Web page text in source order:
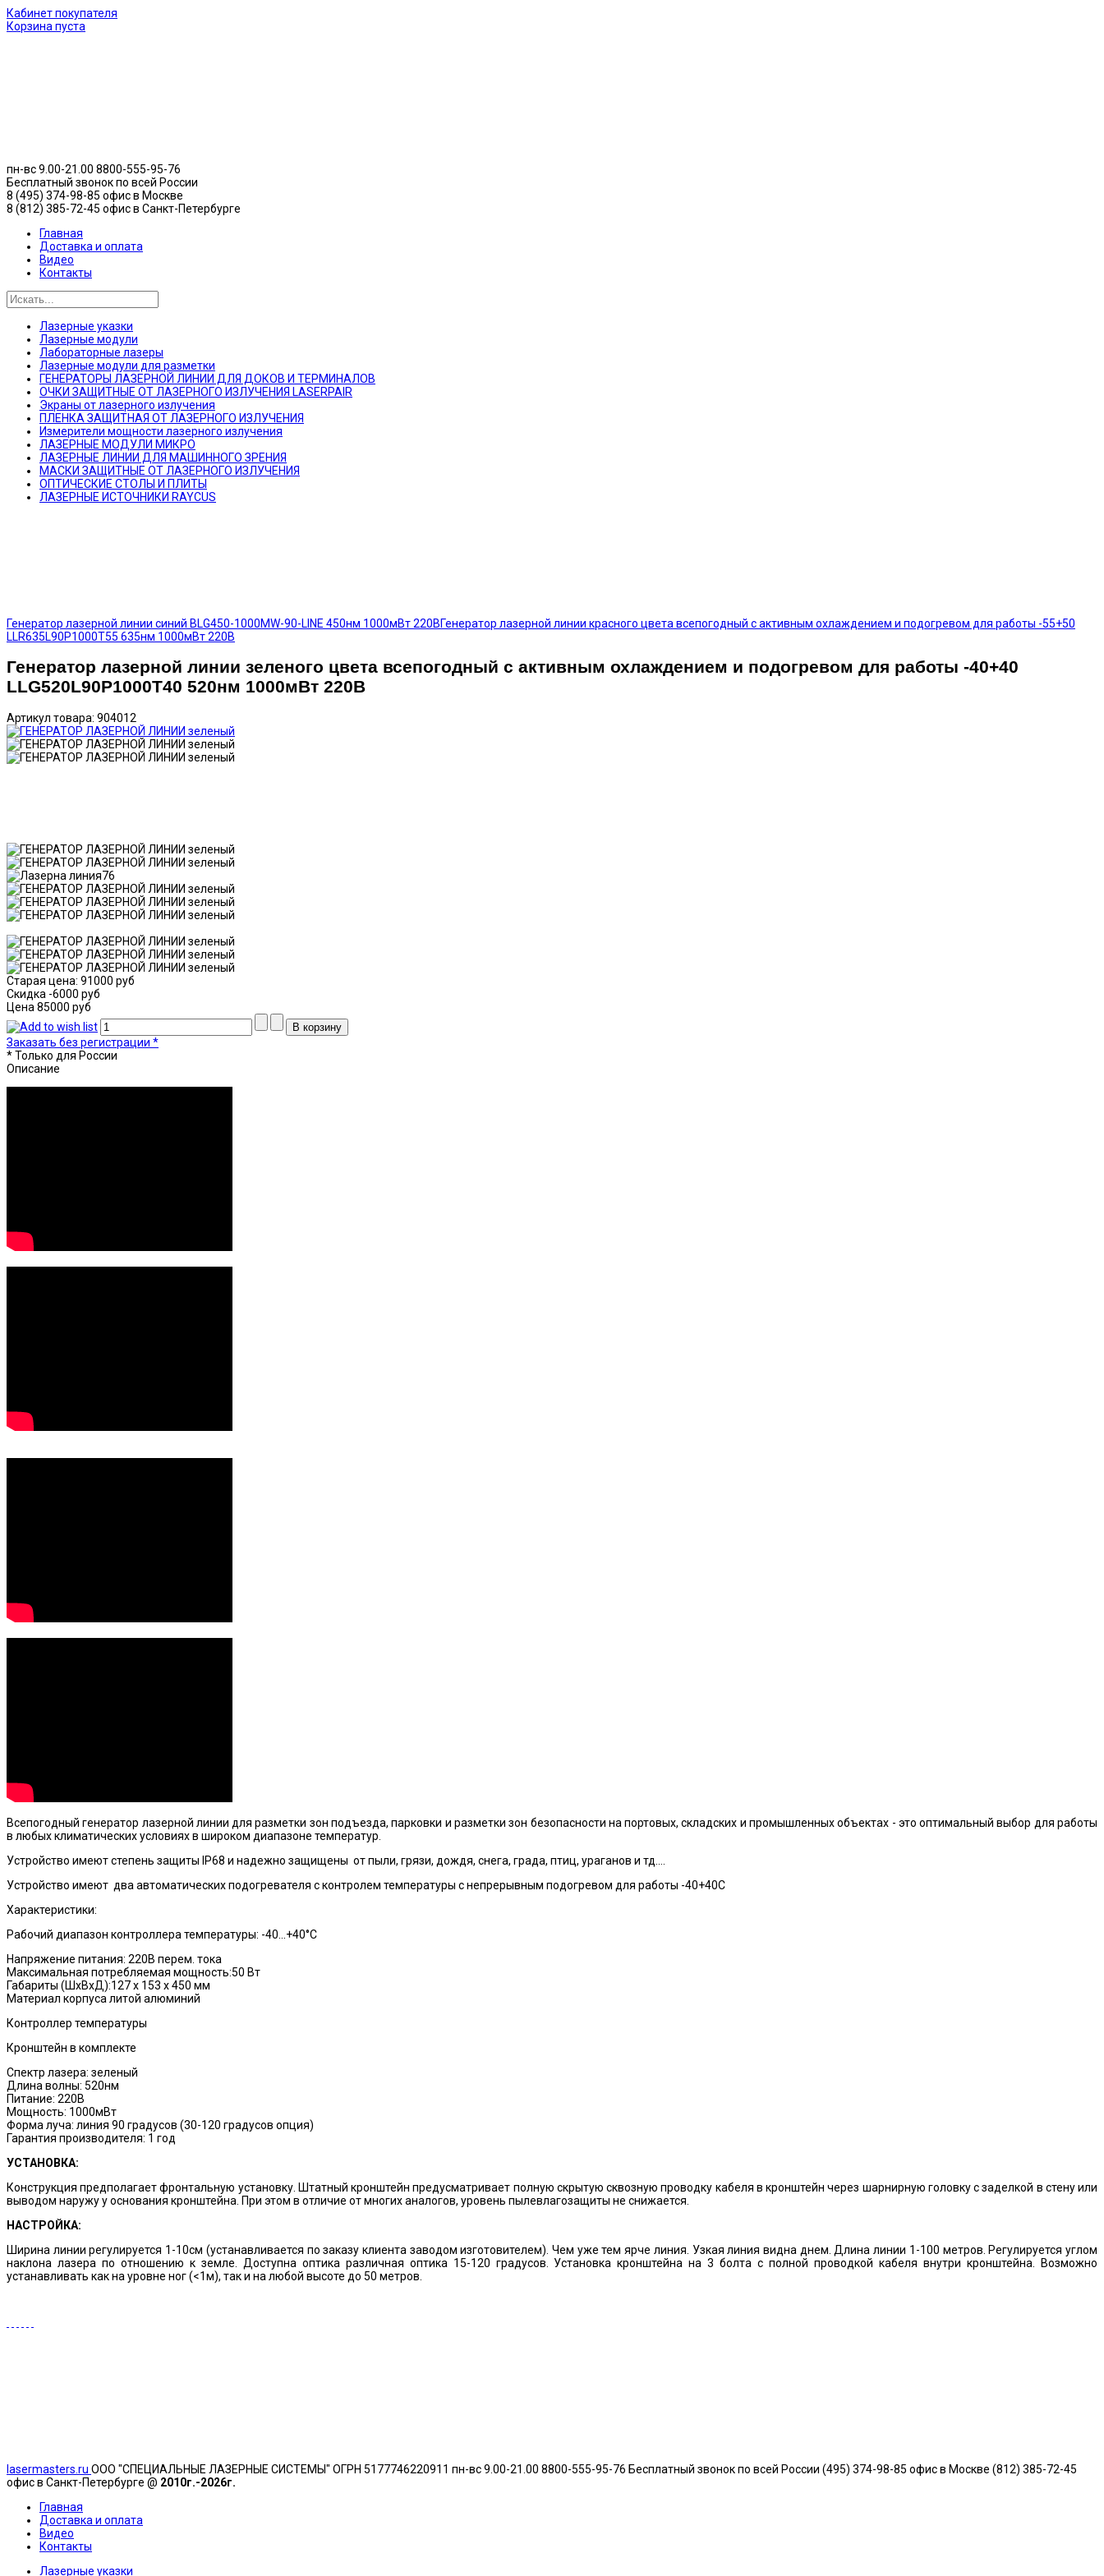
Кабинет покупателя
Корзина пуста
пн-вс 9.00-21.00 8800-555-95-76
Бесплатный звонок по всей России
8 (495) 374-98-85 офис в Москве
8 (812) 385-72-45 офис в Санкт-Петербурге
Главная
Доставка и оплата
Видео
Контакты
Лазерные указки
Лазерные модули
Лабораторные лазеры
Лазерные модули для разметки
ГЕНЕРАТОРЫ ЛАЗЕРНОЙ ЛИНИИ ДЛЯ ДОКОВ И ТЕРМИНАЛОВ
ОЧКИ ЗАЩИТНЫЕ ОТ ЛАЗЕРНОГО ИЗЛУЧЕНИЯ LASERPAIR
Экраны от лазерного излучения
ПЛЕНКА ЗАЩИТНАЯ ОТ ЛАЗЕРНОГО ИЗЛУЧЕНИЯ
Измерители мощности лазерного излучения
ЛАЗЕРНЫЕ МОДУЛИ МИКРО
ЛАЗЕРНЫЕ ЛИНИИ ДЛЯ МАШИННОГО ЗРЕНИЯ
МАСКИ ЗАЩИТНЫЕ ОТ ЛАЗЕРНОГО ИЗЛУЧЕНИЯ
ОПТИЧЕСКИЕ СТОЛЫ И ПЛИТЫ
ЛАЗЕРНЫЕ ИСТОЧНИКИ RAYCUS
Генератор лазерной линии синий BLG450-1000MW-90-LINE 450нм 1000мВт 220ВГенератор лазерной линии красного цвета всепогодный с активным охлаждением и подогревом для работы -55+50
LLR635L90P1000T55 635нм 1000мВт 220В
Генератор лазерной линии зеленого цвета всепогодный с активным охлаждением и подогревом для работы -40+40
LLG520L90P1000T40 520нм 1000мВт 220В
Артикул товара: 904012
Старая цена: 91000 руб
Скидка -6000 руб
Цена 85000 руб
Заказать без регистрации *
* Только для России
Описание
Всепогодный генератор лазерной линии для разметки зон подъезда, парковки и разметки зон безопасности на портовых, складских и промышленных объектах - это оптимальный выбор для работы
в любых климатических условиях в широком диапазоне температур.
Устройство имеют степень защиты IP68 и надежно защищены от пыли, грязи, дождя, снега, града, птиц, ураганов и тд….
Устройство имеют два автоматических подогревателя с контролем температуры с непрерывным подогревом для работы -40+40С
Характеристики:
Рабочий диапазон контроллера температуры: -40...+40°С
Напряжение питания: 220В перем. тока
Максимальная потребляемая мощность:50 Вт
Габариты (ШхВхД):127 x 153 x 450 мм
Материал корпуса литой алюминий
Контроллер температуры
Кронштейн в комплекте
Спектр лазера: зеленый
Длина волны: 520нм
Питание: 220В
Мощность: 1000мВт
Форма луча: линия 90 градусов (30-120 градусов опция)
Гарантия производителя: 1 год
УСТАНОВКА:
Конструкция предполагает фронтальную установку. Штатный кронштейн предусматривает полную скрытую сквозную проводку кабеля в кронштейн через шарнирную головку с заделкой в стену или
выводом наружу у основания кронштейна. При этом в отличие от многих аналогов, уровень пылевлагозащиты не снижается.
НАСТРОЙКА:
Ширина линии регулируется 1-10см (устанавливается по заказу клиента заводом изготовителем). Чем уже тем ярче линия. Узкая линия видна днем. Длина линии 1-100 метров. Регулируется углом
наклона лазера по отношению к земле. Доступна оптика различная оптика 15-120 градусов. Установка кронштейна на 3 болта с полной проводкой кабеля внутри кронштейна. Возможно
устанавливать как на уровне ног (<1м), так и на любой высоте до 50 метров.
lasermasters.ru ООО "СПЕЦИАЛЬНЫЕ ЛАЗЕРНЫЕ СИСТЕМЫ" ОГРН 5177746220911 пн-вс 9.00-21.00 8800-555-95-76 Бесплатный звонок по всей России (495) 374-98-85 офис в Москве (812) 385-72-45
офис в Санкт-Петербурге @ 2010г.-2026г.
Главная
Доставка и оплата
Видео
Контакты
Лазерные указки